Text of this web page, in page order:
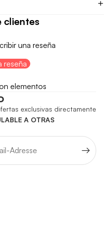
clientes
una reseña
reseña
elementos
exclusivas directamente
A OTRAS